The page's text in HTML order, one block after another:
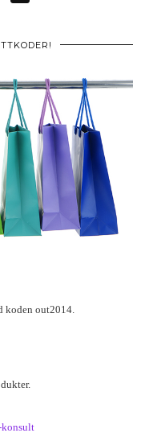
koden out2014.